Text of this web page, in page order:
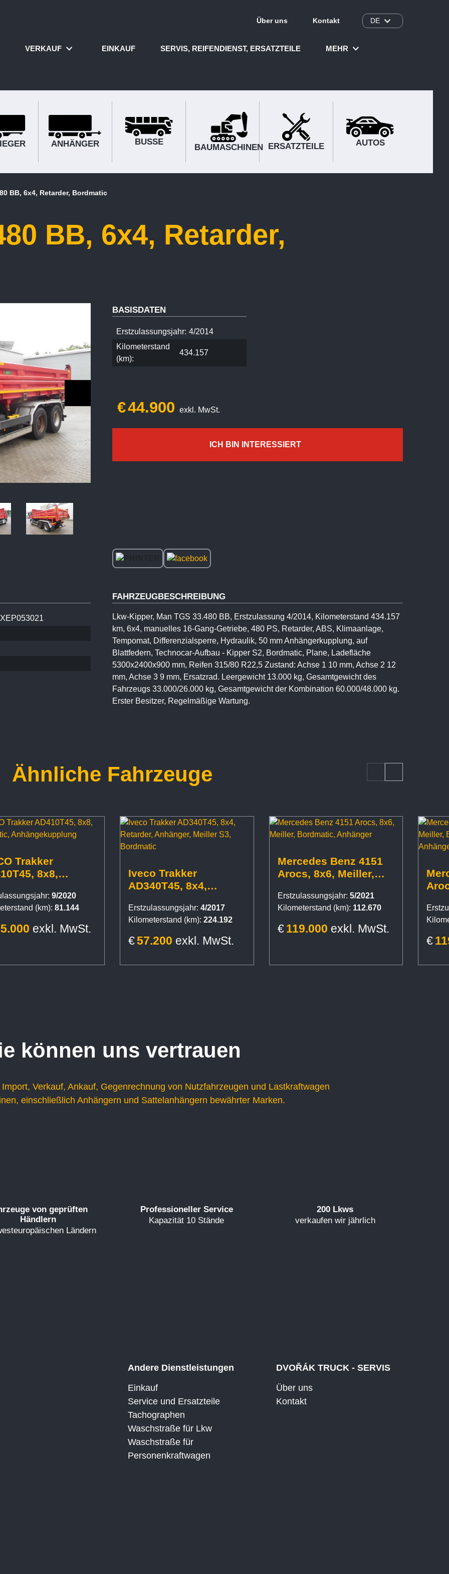
Über uns Kontakt DE
VERKAUF EINKAUF SERVIS, REIFENDIENST, ERSATZTEILE MEHR
ANHÄNGER BUSSE
BAUMASCHINEN ERSATZTEILE AUTOS
BB, 6x4, Retarder, Bordmatic
BB, 6x4, Retarder,
€44.900 exkl. MwSt.
ICH BIN INTERESSIERT
BASISDATEN
Erstzulassungsjahr: 4/2014
Kilometerstand
(km):
434.157
FAHRZEUGBESCHREIBUNG
Lkw-Kipper, Man TGS 33.480 BB, Erstzulassung 4/2014, Kilometerstand 434.157
km, 6x4, manuelles 16-Gang-Getriebe, 480 PS, Retarder, ABS, Klimaanlage,
Tempomat, Differenzialsperre, Hydraulik, 50 mm Anhängerkupplung, auf
Blattfedern, Technocar-Aufbau - Kipper S2, Bordmatic, Plane, Ladefläche
5300x2400x900 mm, Reifen 315/80 R22,5 Zustand: Achse 1 10 mm, Achse 2 12
mm, Achse 3 9 mm, Ersatzrad. Leergewicht 13.000 kg, Gesamtgewicht des
Fahrzeugs 33.000/26.000 kg, Gesamtgewicht der Kombination 60.000/48.000 kg.
Erster Besitzer, Regelmäßige Wartung.
Ähnliche Fahrzeuge
Trakker
8x8,
9/2020
(km): 81.144
exkl. MwSt.
Iveco Trakker
AD340T45, 8x4,
Meiller S3, Bordmatic
Erstzulassungsjahr: 4/2017
Kilometerstand (km): 224.192
€57.200 exkl. MwSt.
Mercedes Benz 4151
Arocs, 8x6, Meiller,
Erstzulassungsjahr: 5/2021
Kilometerstand (km): 112.670
€ 119.000 exkl. MwSt.
€
können uns vertrauen
Import, Verkauf, Ankauf, Gegenrechnung von Nutzfahrzeugen und Lastkraftwagen
einschließlich Anhängern und Sattelanhängern bewährter Marken.
von geprüften
Händlern
Ländern
Professioneller Service
Kapazität 10 Stände
200 Lkws
verkaufen wir jährlich
Andere Dienstleistungen
Einkauf
Service und Ersatzteile
Tachographen
Waschstraße für Lkw
Waschstraße für
Personenkraftwagen
DVOŘÁK TRUCK - SERVIS
Über uns
Kontakt